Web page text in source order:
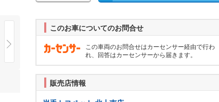
このお車についてのお問合せ
この車両のお問合せはカーセンサー経由で行わ
れ、回答はカーセンサーから届きます。
販売店情報